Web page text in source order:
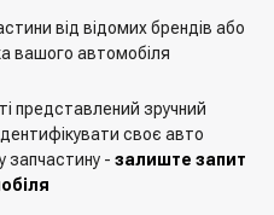
від відомих брендів або
вашого автомобіля
представлений зручний
своє авто
запчастину - залиште запит